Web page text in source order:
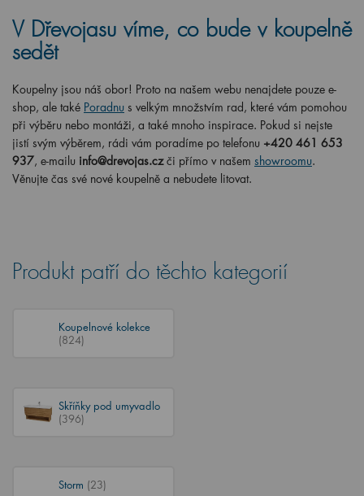
V Dřevojasu víme, co bude v koupelně
sedět
Koupelny jsou náš obor! Proto na našem webu nenajdete pouze e-
shop, ale také Poradnu s velkým množstvím rad, které vám pomohou
při výběru nebo montáži, a také mnoho inspirace. Pokud si nejste
jistí svým výběrem, rádi vám poradíme po telefonu +420 461 653
937, e-mailu info@drevojas.cz či přímo v našem showroomu.
Věnujte čas své nové koupelně a nebudete litovat.
Produkt patří do těchto kategorií
Koupelnové kolekce
(824)
Skříňky pod umyvadlo
(396)
Storm (23)